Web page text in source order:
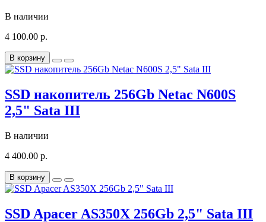
В наличии
4 100.00 р.
В корзину
SSD накопитель 256Gb Netac N600S
2,5" Sata III
В наличии
4 400.00 р.
В корзину
SSD Apacer AS350X 256Gb 2,5" Sata III